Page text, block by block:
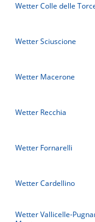
Wetter Colle delle
Wetter Sciuscione
Wetter Macerone
Wetter Recchia
Wetter Fornarelli
Wetter Cardellino
Wetter Vallicelle-